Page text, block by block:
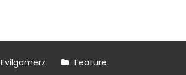
Evilgamerz
Feature